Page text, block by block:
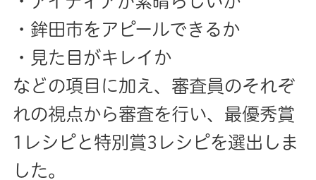
・鉾田市をアピールできるか
・見た目がキレイか
などの項目に加え、審査員のそれぞ
れの視点から審査を行い、最優秀賞
1レシピと特別賞3レシピを選出しま
した。